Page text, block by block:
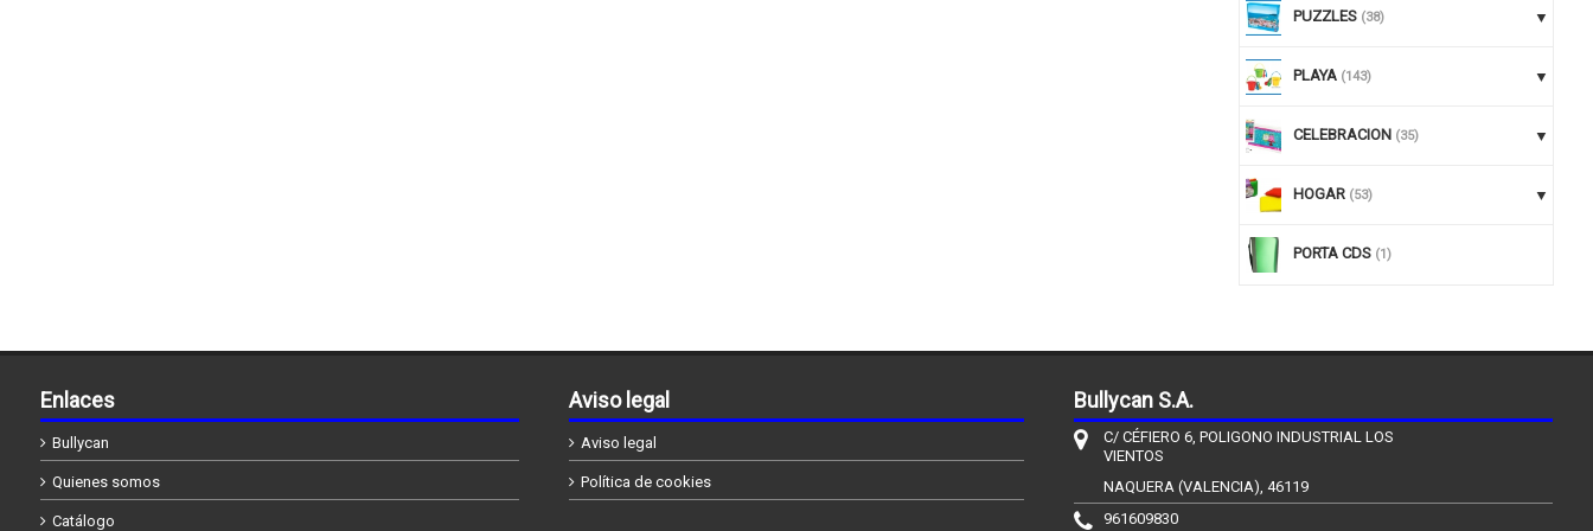
PUZZLES (38)
PLAYA (143)
CELEBRACION (35)
HOGAR (53)
PORTA CDS (1)
Enlaces
Bullycan
Quienes somos
Catálogo
Aviso legal
Aviso legal
Política de cookies
Bullycan S.A.
C/ CÉFIERO 6, POLIGONO INDUSTRIAL LOS
VIENTOS
NAQUERA (VALENCIA), 46119
961609830